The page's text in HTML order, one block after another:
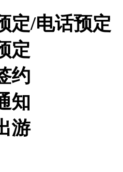
定/电话预定
定
约
知
游